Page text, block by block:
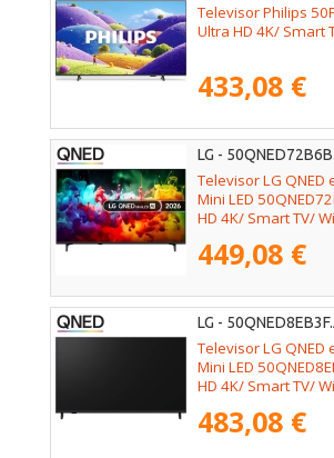
Televisor Philips
Ultra HD 4K/ Smart
433,08 €
LG -
Televisor LG QNED
Mini LED
HD 4K/ Smart TV/
449,08 €
LG -
Televisor LG QNED
Mini LED
HD 4K/ Smart TV/
483,08 €